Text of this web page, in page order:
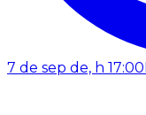
7 de sep de, h 17:00